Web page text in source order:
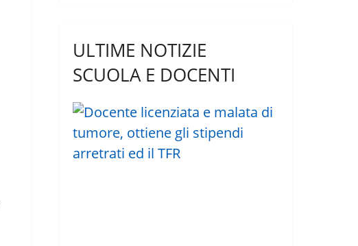
ULTIME NOTIZIE
SCUOLA E DOCENTI